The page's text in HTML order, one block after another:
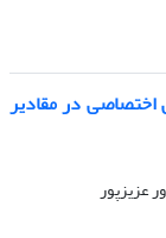
اختصاصی در مقادیر
عزیزپور